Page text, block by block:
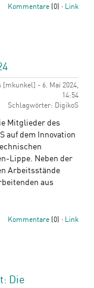
Kommentare (0) · Link
- 6. Mai 2024,
14:54
Schlagwörter: DigikoS
Mitglieder des
auf dem Innovation
Lippe. Neben der
Arbeitsstände
aus
Kommentare (0) · Link
Die